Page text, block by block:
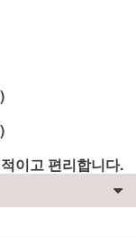
이고 편리합니다.